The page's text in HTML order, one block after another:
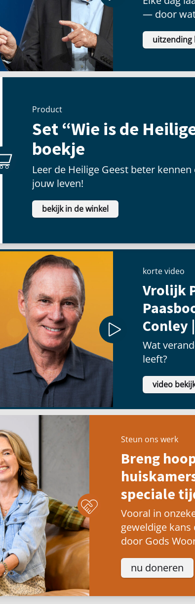
— door wat
welke
uitzending
Product
Set “Wie is de
boekje
Leer de Heilige Geest beter
jouw leven!
bekijk in de winkel
korte video
Vrolijk
Conley
Wat
leeft?
video
Steun ons werk
Breng
speciale
Vooral in
geweldige
door Gods
nu doneren